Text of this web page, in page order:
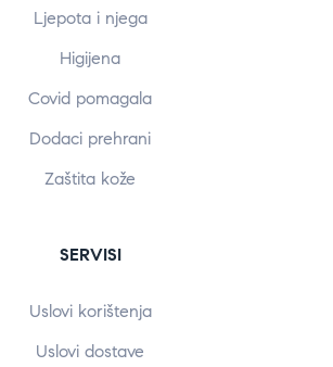
Ljepota i njega
Higijena
Covid pomagala
Dodaci prehrani
Zaštita kože
SERVISI
Uslovi korištenja
Uslovi dostave